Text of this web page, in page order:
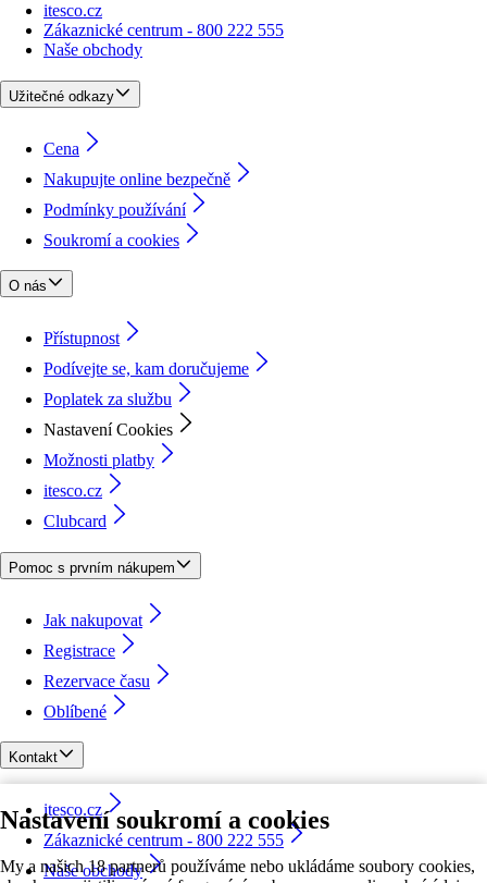
Nastavení soukromí a cookies
My a našich 18 partnerů používáme nebo ukládáme soubory cookies,
itesco.cz
Zákaznické centrum - 800 222 555
Naše obchody
Užitečné odkazy
Cena
Nakupujte online bezpečně
Podmínky používání
Soukromí a cookies
O nás
Přístupnost
Podívejte se, kam doručujeme
Poplatek za službu
Nastavení Cookies
Možnosti platby
itesco.cz
Clubcard
Pomoc s prvním nákupem
Jak nakupovat
Registrace
Rezervace času
Oblíbené
Kontakt
itesco.cz
Zákaznické centrum - 800 222 555
Naše obchody